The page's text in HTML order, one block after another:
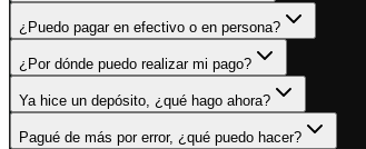
¿Puedo pagar en efectivo o en persona?
¿Por dónde puedo realizar mi pago?
Ya hice un depósito, ¿qué hago ahora?
Pagué de más por error, ¿qué puedo hacer?